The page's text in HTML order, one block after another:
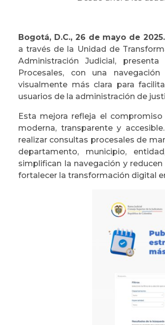
Bogotá, D.C., 26 de mayo de
a través de la Unidad de
Administración Judicial,
Procesales, con una
visualmente más clara para
usuarios de la administración de
Esta mejora refleja el
moderna, transparente y
realizar consultas procesales de
departamento, municipio,
simplifican la navegación y
fortalecer la transformación digital